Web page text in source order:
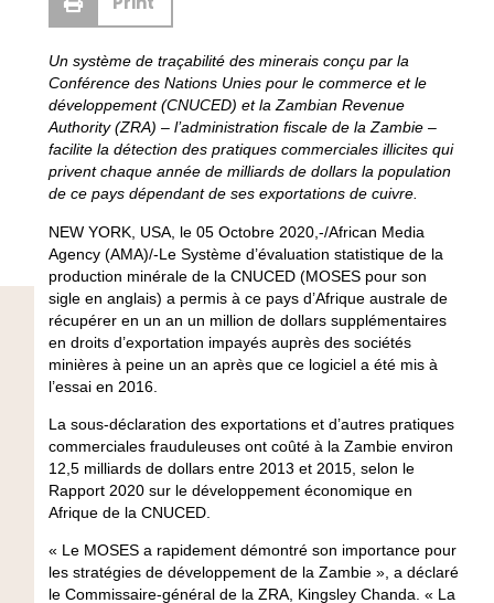
Un système de traçabilité des minerais conçu par la
Conférence des Nations Unies pour le commerce et le
développement (CNUCED) et la Zambian Revenue
Authority (ZRA) – l’administration fiscale de la Zambie –
facilite la détection des pratiques commerciales illicites qui
privent chaque année de milliards de dollars la population
de ce pays dépendant de ses exportations de cuivre.
NEW YORK, USA, le 05 Octobre 2020,-/African Media
Agency (AMA)/-Le Système d’évaluation statistique de la
production minérale de la CNUCED (MOSES pour son
sigle en anglais) a permis à ce pays d’Afrique australe de
récupérer en un an un million de dollars supplémentaires
en droits d’exportation impayés auprès des sociétés
minières à peine un an après que ce logiciel a été mis à
l’essai en 2016.
La sous-déclaration des exportations et d’autres pratiques
commerciales frauduleuses ont coûté à la Zambie environ
12,5 milliards de dollars entre 2013 et 2015, selon le
Rapport 2020 sur le développement économique en
Afrique de la CNUCED.
« Le MOSES a rapidement démontré son importance pour
les stratégies de développement de la Zambie », a déclaré
le Commissaire-général de la ZRA, Kingsley Chanda. « La